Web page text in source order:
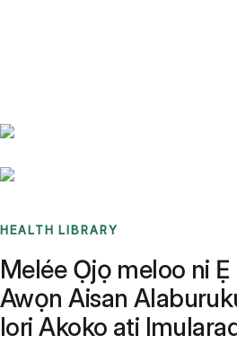
HEALTH LIBRARY
Melée Ọjọ meloo ni
Awọn Aisan
lori Akoko ati